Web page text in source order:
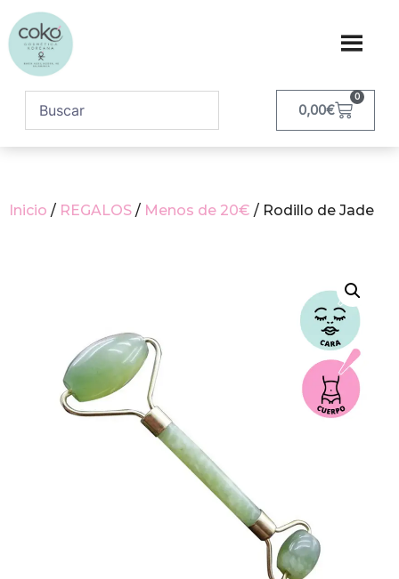
0,00€
0
Inicio / REGALOS / Menos de 20€ / Rodillo de Jade